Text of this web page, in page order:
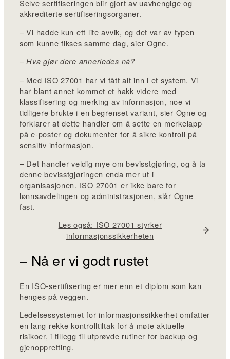
Selve sertifiseringen blir gjort av uavhengige og
akkrediterte sertifiseringsorganer.
– Vi hadde kun ett lite avvik, og det var av typen
som kunne fikses samme dag, sier Ogne.
– Hva gjør dere annerledes nå?
– Med ISO 27001 har vi fått alt inn i et system. Vi
har blant annet kommet et hakk videre med
klassifisering og merking av informasjon, noe vi
tidligere brukte i en begrenset variant, sier Ogne og
forklarer at dette handler om å sette en merkelapp
på e-poster og dokumenter for å sikre kontroll på
sensitiv informasjon.
– Det handler veldig mye om bevisstgjøring, og å ta
denne bevisstgjøringen enda mer ut i
organisasjonen. ISO 27001 er ikke bare for
lønnsavdelingen og administrasjonen, slår Ogne
fast.
Les også: ISO 27001 styrker
informasjonssikkerheten
– Nå er vi godt rustet
En ISO-sertifisering er mer enn et diplom som kan
henges på veggen.
Ledelsessystemet for informasjonssikkerhet omfatter
en lang rekke kontrolltiltak for å møte aktuelle
risikoer, i tillegg til utprøvde rutiner for backup og
gjenoppretting.